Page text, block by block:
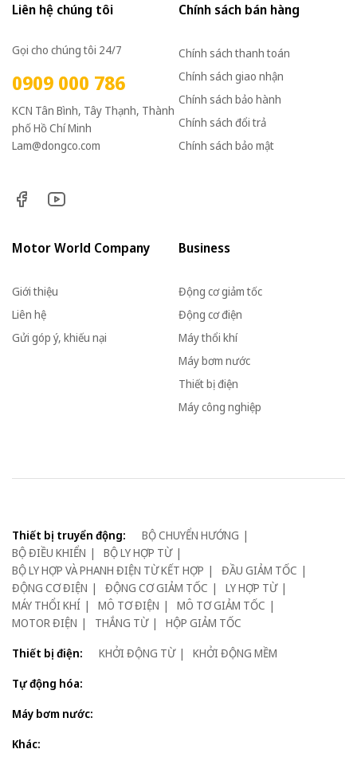
Liên hệ chúng tôi
Gọi cho chúng tôi 24/7
0909 000 786
KCN Tân Bình, Tây Thạnh, Thành
phố Hồ Chí Minh
Lam@dongco.com
Chính sách bán hàng
Chính sách thanh toán
Chính sách giao nhận
Chính sách bảo hành
Chính sách đổi trả
Chính sách bảo mật
Motor World Company
Giới thiệu
Liên hệ
Gửi góp ý, khiếu nại
Business
Động cơ giảm tốc
Động cơ điện
Máy thổi khí
Máy bơm nước
Thiết bị điện
Máy công nghiệp
Thiết bị truyển động:
BỘ CHUYỂN HƯỚNG
BỘ ĐIỀU KHIỂN
BỘ LY HỢP TỪ
BỘ LY HỢP VÀ PHANH ĐIỆN TỪ KẾT HỢP
ĐẦU GIẢM TỐC
ĐỘNG CƠ ĐIỆN
ĐỘNG CƠ GIẢM TỐC
LY HỢP TỪ
MÁY THỔI KHÍ
MÔ TƠ ĐIỆN
MÔ TƠ GIẢM TỐC
MOTOR ĐIỆN
THẮNG TỪ
HỘP GIẢM TỐC
Thiết bị điện:
KHỞI ĐỘNG TỪ
KHỞI ĐỘNG MỀM
Tự động hóa:
Máy bơm nước:
Khác: